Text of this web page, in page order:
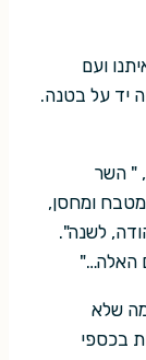
ועם
יד על בטנה.
" השר
מטבח ומחסן,
לשנה".
האלה…"
שלא
בכספי